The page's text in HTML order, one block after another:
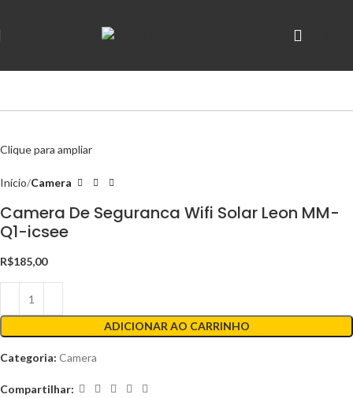
Clique para ampliar
Início Camera
Camera De Seguranca Wifi Solar Leon MM-
Q1-icsee
R$185,00
ADICIONAR AO CARRINHO
Categoria: Camera
Compartilhar: